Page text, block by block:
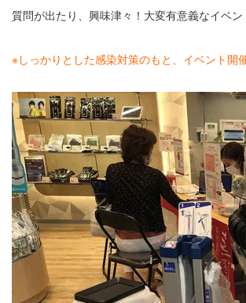
質問が出たり、興味津々！大変有意義なイベン
※しっかりとした感染対策のもと、イベント開